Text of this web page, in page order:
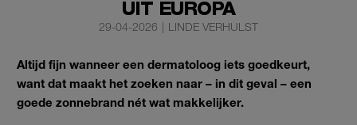
UIT EUROPA
29-04-2026 | LINDE VERHULST
Altijd fijn wanneer een dermatoloog iets goedkeurt,
want dat maakt het zoeken naar – in dit geval – een
goede zonnebrand nét wat makkelijker.